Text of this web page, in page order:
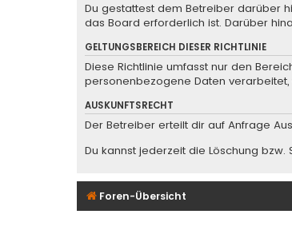
Du gestattest dem Betreiber darüber
das Board erforderlich ist. Darüber
GELTUNGSBEREICH DIESER RICHTLINIE
Diese Richtlinie umfasst nur den
personenbezogene Daten
AUSKUNFTSRECHT
Der Betreiber erteilt dir auf Anfrage
Du kannst jederzeit die Löschung
Foren-Übersicht